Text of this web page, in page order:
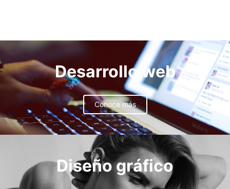
Desarrollo web
Conoce más
Diseño gráfico